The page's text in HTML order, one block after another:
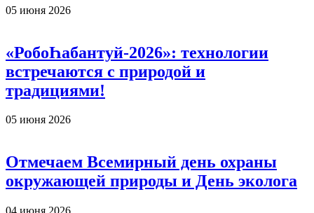
05 июня 2026
«РобоҺабантуй-2026»: технологии
встречаются с природой и
традициями!
05 июня 2026
Отмечаем Всемирный день охраны
окружающей природы и День эколога